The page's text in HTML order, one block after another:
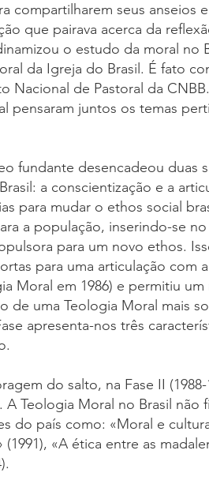
compartilharem seus anseios
que pairava acerca da
o estudo da moral no
da Igreja do Brasil. É fato
Nacional de Pastoral da
pensaram juntos os temas
fundante desencadeou duas
a conscientização e a
para mudar o ethos social
a população, inserindo-se
para um novo ethos.
para uma articulação com
Moral em 1986) e permitiu
de uma Teologia Moral mais
apresenta-nos três
do salto, na Fase II
A Teologia Moral no Brasil não
do país como: «Moral e
(1991), «A ética entre as